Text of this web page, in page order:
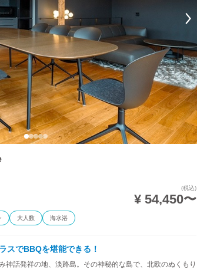
(税込)
¥ 54,450〜
大人数 海水浴
スでBBQを堪能できる！
神話発祥の地、淡路島。その神秘的な島で、北欧のぬくもり